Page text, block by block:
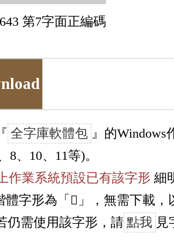
第7字面正編碼
全字庫軟體包 』的Windows
8、10、11等)。
作業系統預設已有該字形 細
體字形為「 𣉼 」，無需下載，
仍需使用該字形，請 點我 見